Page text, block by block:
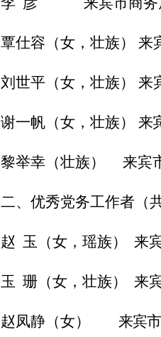
覃仕容（女，壮族） 来
刘世平（女，壮族） 来
谢一帆（女，壮族） 来
黎举幸（壮族） 来宾
二、优秀党务工作者（
赵 玉（女，瑶族） 来
玉 珊（女，壮族） 来
赵凤静（女） 来宾